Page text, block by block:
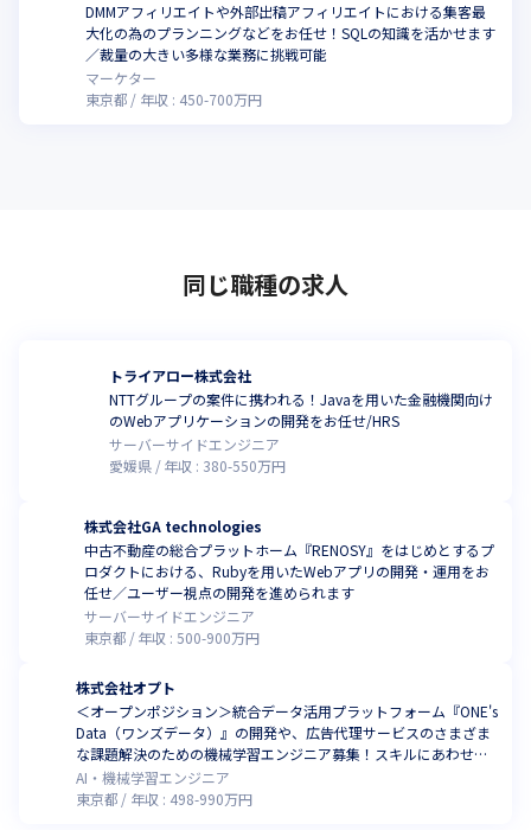
DMMアフィリエイトや外部出稿アフィリエイトにおける集客最
大化の為のプランニングなどをお任せ！SQLの知識を活かせます
／裁量の大きい多様な業務に挑戦可能
マーケター
東京都
年収 : 450-700万円
同じ職種の求人
トライアロー株式会社
NTTグループの案件に携われる！Javaを用いた金融機関向け
のWebアプリケーションの開発をお任せ/HRS
サーバーサイドエンジニア
愛媛県
年収 : 380-550万円
株式会社GA technologies
中古不動産の総合プラットホーム『RENOSY』をはじめとするプ
ロダクトにおける、Rubyを用いたWebアプリの開発・運用をお
任せ／ユーザー視点の開発を進められます
サーバーサイドエンジニア
東京都
年収 :500-900万円
株式会社オプト
＜オープンポジション＞統合データ活用プラットフォーム『ONE's
Data（ワンズデータ）』の開発や、広告代理サービスのさまざま
な課題解決のための機械学習エンジニア募集！スキルにあわせて
提案します
AI・機械学習エンジニア
東京都
年収 : 498-990万円